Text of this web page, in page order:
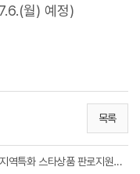
월) 예정)
목록
[한국사회적기업진흥원]「2026년 지역특화 스타상품 판로지원 사업」 참여기업 선정심사 ...